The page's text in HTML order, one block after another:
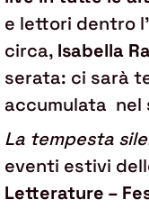
e lettori dentro
circa, Isabella
serata: ci sarà
accumulata nel
La tempesta
eventi estivi
Letterature –